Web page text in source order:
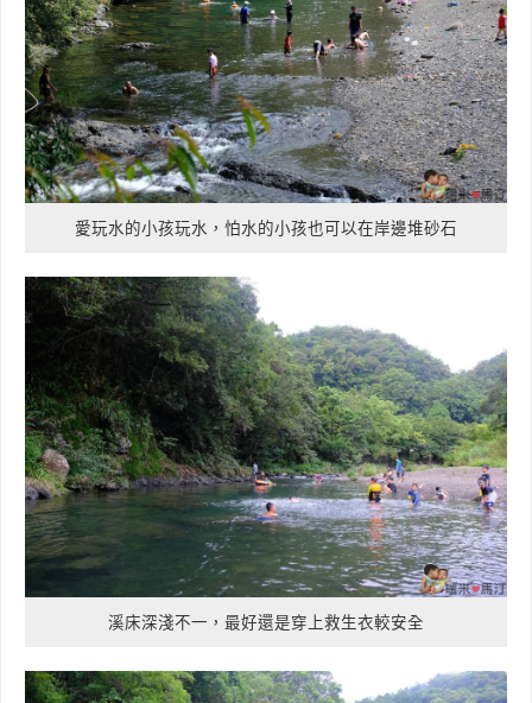
愛玩水的小孩玩水，怕水的小孩也可以在岸邊堆砂石
溪床深淺不一，最好還是穿上救生衣較安全